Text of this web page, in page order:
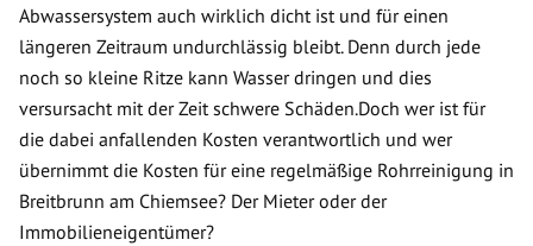
Abwassersystem auch wirklich dicht ist und für einen
längeren Zeitraum undurchlässig bleibt. Denn durch jede
noch so kleine Ritze kann Wasser dringen und dies
versursacht mit der Zeit schwere Schäden.Doch wer ist für
die dabei anfallenden Kosten verantwortlich und wer
übernimmt die Kosten für eine regelmäßige Rohrreinigung in
Breitbrunn am Chiemsee? Der Mieter oder der
Immobilieneigentümer?